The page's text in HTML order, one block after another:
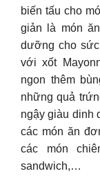
biến tấu cho
giản là món
dưỡng cho
với xốt
ngon thêm
những quả
ngậy giàu dinh
các món ăn
các món
sandwich,…